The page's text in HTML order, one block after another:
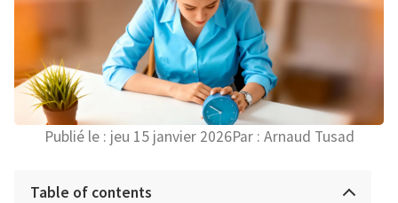
Publié le : jeu 15 janvier 2026Par : Arnaud Tusad
Table of contents